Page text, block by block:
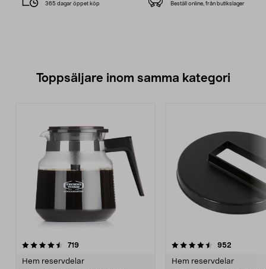
365 dagar öppet köp Beställ online, från butikslager
Toppsäljare inom samma kategori
719recensioner
Hem reservdelar
4.5 av 5 stjärnor 952
Hem reservdelar
4.5 av 5 stjärnor